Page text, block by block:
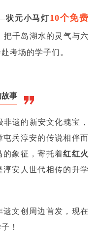
状元小马灯10个免费
把千岛湖水的灵气与六
考场的学子们。
事
遗的新安文化瑰宝，
兵淳安的传说相伴而
的象征，寄托着红红火
淳安人世代相传的升学
文创周边首发，现在
！